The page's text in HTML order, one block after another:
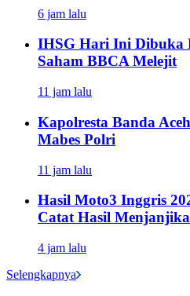
6 jam lalu
IHSG Hari Ini Dibuka
Saham BBCA Melejit
11 jam lalu
Kapolresta Banda
Mabes Polri
11 jam lalu
Hasil Moto3 Inggris
Catat Hasil
4 jam lalu
Selengkapnya